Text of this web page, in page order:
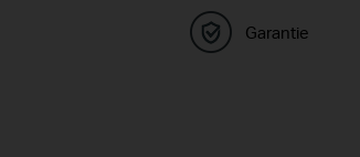
Garantie